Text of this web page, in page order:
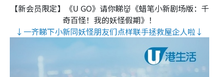
【新会员限定】《U GO》请你睇👹《蜡笔小新剧场版：千
奇百怪！我的妖怪假期》！
↓一齐睇下小新同妖怪朋友们点样联手拯救屋企人啦↓